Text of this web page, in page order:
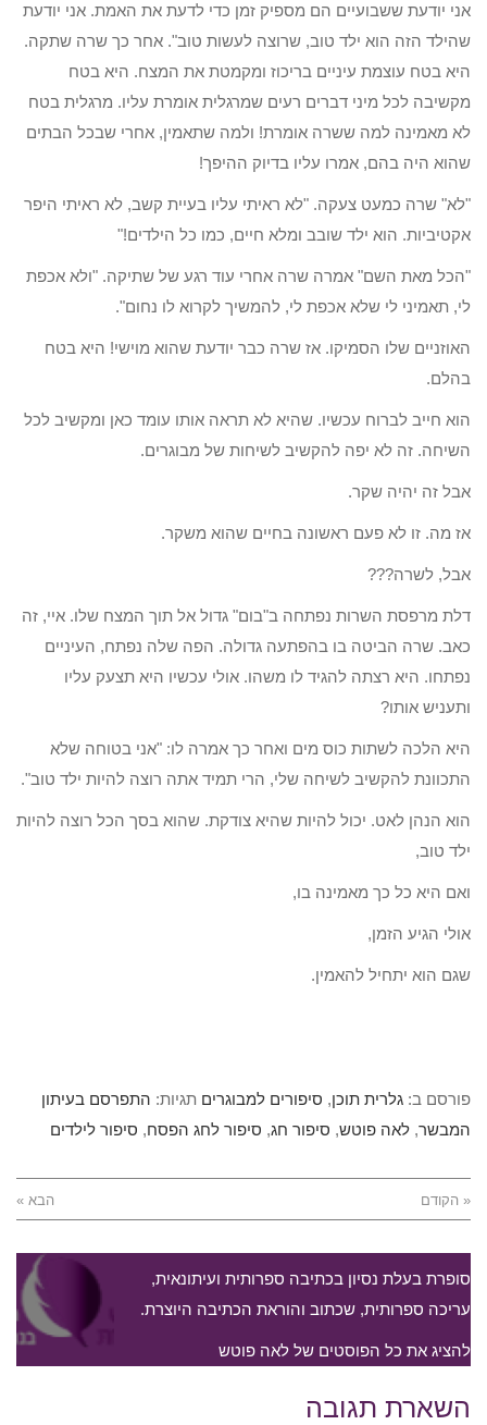
אני יודעת ששבועיים הם מספיק זמן כדי לדעת את האמת. אני יודעת
שהילד הזה הוא ילד טוב, שרוצה לעשות טוב". אחר כך שרה שתקה.
היא בטח עוצמת עיניים בריכוז ומקמטת את המצח. היא בטח
מקשיבה לכל מיני דברים רעים שמרגלית אומרת עליו. מרגלית בטח
לא מאמינה למה ששרה אומרת! ולמה שתאמין, אחרי שבכל הבתים
שהוא היה בהם, אמרו עליו בדיוק ההיפך!
"לא" שרה כמעט צעקה. "לא ראיתי עליו בעיית קשב, לא ראיתי היפר
אקטיביות. הוא ילד שובב ומלא חיים, כמו כל הילדים!"
"הכל מאת השם" אמרה שרה אחרי עוד רגע של שתיקה. "ולא אכפת
לי, תאמיני לי שלא אכפת לי, להמשיך לקרוא לו נחום".
האוזניים שלו הסמיקו. אז שרה כבר יודעת שהוא מוישי! היא בטח
בהלם.
הוא חייב לברוח עכשיו. שהיא לא תראה אותו עומד כאן ומקשיב לכל
השיחה. זה לא יפה להקשיב לשיחות של מבוגרים.
אבל זה יהיה שקר.
אז מה. זו לא פעם ראשונה בחיים שהוא משקר.
אבל, לשרה???
דלת מרפסת השרות נפתחה ב"בום" גדול אל תוך המצח שלו. איי, זה
כאב. שרה הביטה בו בהפתעה גדולה. הפה שלה נפתח, העיניים
נפתחו. היא רצתה להגיד לו משהו. אולי עכשיו היא תצעק עליו
ותעניש אותו?
היא הלכה לשתות כוס מים ואחר כך אמרה לו: "אני בטוחה שלא
התכוונת להקשיב לשיחה שלי, הרי תמיד אתה רוצה להיות ילד טוב".
הוא הנהן לאט. יכול להיות שהיא צודקת. שהוא בסך הכל רוצה להיות
ילד טוב,
ואם היא כל כך מאמינה בו,
אולי הגיע הזמן,
שגם הוא יתחיל להאמין.
פורסם ב: גלרית תוכן, סיפורים למבוגרים תגיות: התפרסם בעיתון
המבשר, לאה פוטש, סיפור חג, סיפור לחג הפסח, סיפור לילדים
« הקודם הבא »
סופרת בעלת נסיון בכתיבה ספרותית ועיתונאית,
עריכה ספרותית, שכתוב והוראת הכתיבה היוצרת.
להציג את כל הפוסטים של לאה פוטש
השארת תגובה